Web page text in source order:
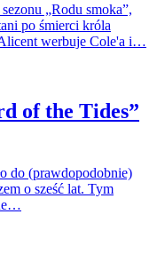
„Rodu smoka”,
po śmierci króla
werbuje Cole'a i…
of the Tides”
do (prawdopodobnie)
o sześć lat. Tym